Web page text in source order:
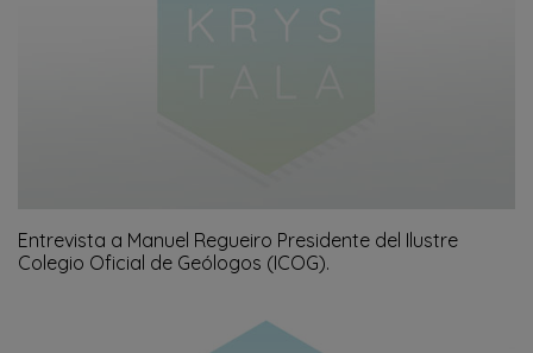
Entrevista a Manuel Regueiro Presidente del Ilustre
Colegio Oficial de Geólogos (ICOG).